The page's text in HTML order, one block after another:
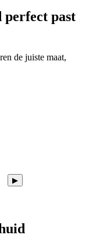
perfect past
de juiste maat,
▶